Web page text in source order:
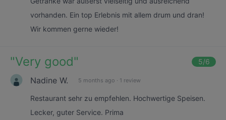
vorhanden. Ein top Erlebnis mit allem drum und dran!
Wir kommen gerne wieder!
"Very good" 5/6
Nadine W. 5 months ago · 1 review
Restaurant sehr zu empfehlen. Hochwertige Speisen.
Lecker, guter Service. Prima